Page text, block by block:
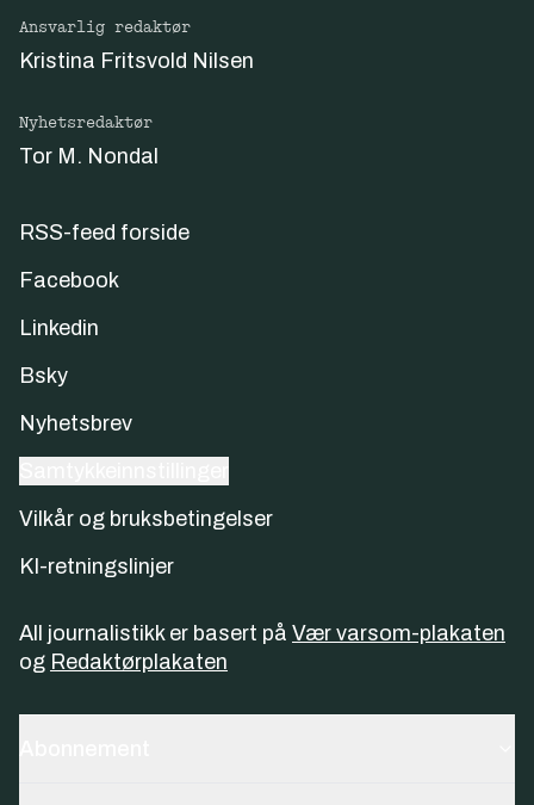
Ansvarlig redaktør
Kristina Fritsvold Nilsen
Nyhetsredaktør
Tor M. Nondal
RSS-feed forside
Facebook
Linkedin
Bsky
Nyhetsbrev
Vilkår og bruksbetingelser
KI-retningslinjer
All journalistikk er basert på Vær varsom-plakaten
og Redaktørplakaten